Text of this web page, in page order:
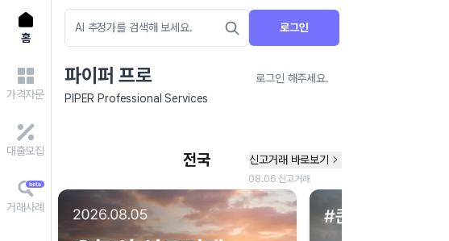
홈
가격자문
대출모집
거래사례
로그인
파이퍼 프로
로그인 해주세요.
PIPER Professional Services